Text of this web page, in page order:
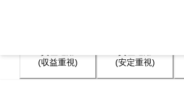
(収益重視)
(安定重視)